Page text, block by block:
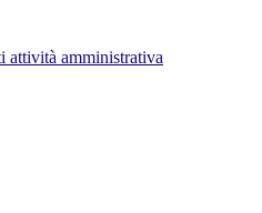
attività amministrativa